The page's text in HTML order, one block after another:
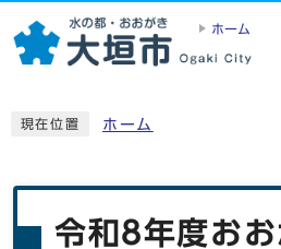
ホーム
現在位置 ホーム
令和8年度お